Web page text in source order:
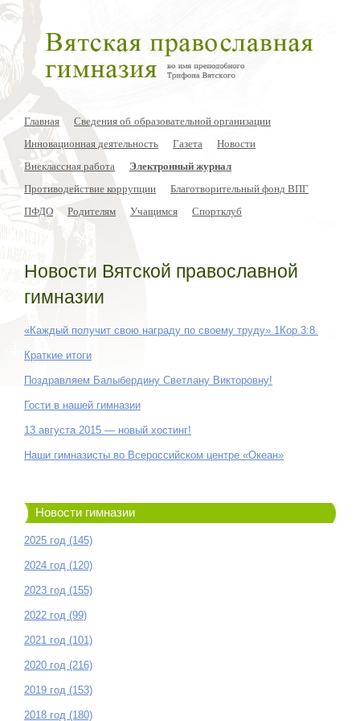
Главная
Сведения об образовательной организации
Инновационная деятельность
Газета
Новости
Внеклассная работа
Электронный журнал
Противодействие коррупции
Благотворительный фонд ВПГ
ПФДО
Родителям Учащимся Спортклуб
Новости Вятской православной
гимназии
«Каждый получит свою награду по своему труду» 1Кор.3:8.
Краткие итоги
Поздравляем Балыбердину Светлану Викторовну!
Гости в нашей гимназии
13 августа 2015 — новый хостинг!
Наши гимназисты во Всероссийском центре «Океан»
Новости гимназии
2025 год (145)
2024 год (120)
2023 год (155)
2022 год (99)
2021 год (101)
2020 год (216)
2019 год (153)
2018 год (180)